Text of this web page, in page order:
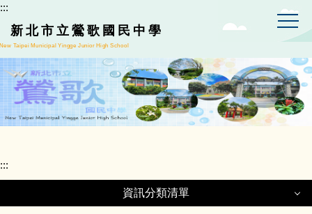
跳
到
主
要
內
容
區
:::
新北市立鶯歌國民中學
Taipei Municipal Yingge Junior High School
:::
資訊分類清單